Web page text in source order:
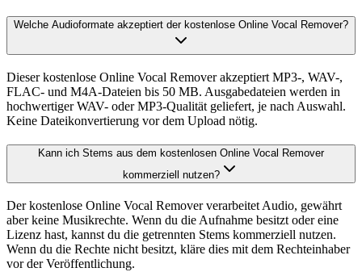
Welche Audioformate akzeptiert der kostenlose Online Vocal Remover?
Dieser kostenlose Online Vocal Remover akzeptiert MP3-, WAV-,
FLAC- und M4A-Dateien bis 50 MB. Ausgabedateien werden in
hochwertiger WAV- oder MP3-Qualität geliefert, je nach Auswahl.
Keine Dateikonvertierung vor dem Upload nötig.
Kann ich Stems aus dem kostenlosen Online Vocal Remover
kommerziell nutzen?
Der kostenlose Online Vocal Remover verarbeitet Audio, gewährt
aber keine Musikrechte. Wenn du die Aufnahme besitzt oder eine
Lizenz hast, kannst du die getrennten Stems kommerziell nutzen.
Wenn du die Rechte nicht besitzt, kläre dies mit dem Rechteinhaber
vor der Veröffentlichung.